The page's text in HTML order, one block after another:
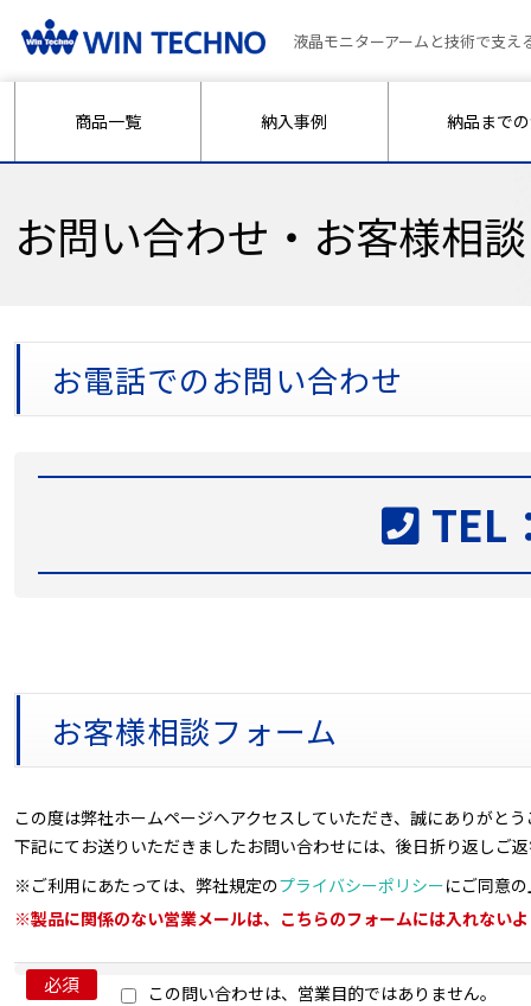
液晶モニターアームと技術で支
商品一覧 納入事例 納品まで
お問い合わせ・お客様相
お電話でのお問い合わせ
TEL
お客様相談フォーム
この度は弊社ホームページへアクセスしていただき、誠にありがと
下記にてお送りいただきましたお問い合わせには、後日折り返しご
※ご利用にあたっては、弊社規定のプライバシーポリシーにご同意
※製品に関係のない営業メールは、こちらのフォームには入れない
必須 この問い合わせは、営業目的ではありません。